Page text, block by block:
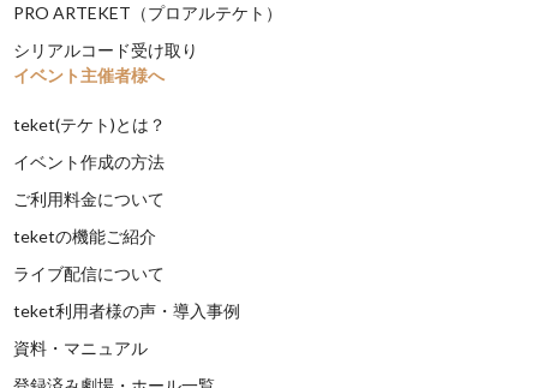
PRO ARTEKET（プロアルテケト）
シリアルコード受け取り
イベント主催者様へ
teket(テケト)とは？
イベント作成の方法
ご利用料金について
teketの機能ご紹介
ライブ配信について
teket利用者様の声・導入事例
資料・マニュアル